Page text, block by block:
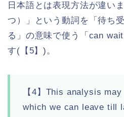
日本語とは表現方法が違い
つ）」という動詞を「待ち
る」の意味で使う「can
す(【5】)。
【4】This analysis
which we can leave till